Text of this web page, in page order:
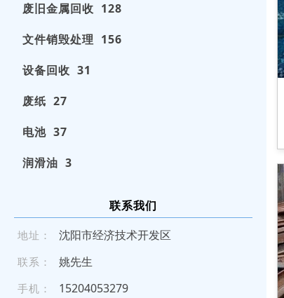
废旧金属回收 128
文件销毁处理 156
设备回收 31
废纸 27
电池 37
润滑油 3
联系我们
地址： 沈阳市经济技术开发区
联系： 姚先生
手机： 15 2 040 53 2 79